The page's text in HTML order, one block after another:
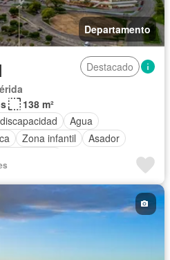
Departamento
Destacado
138 m²
Agua
Zona infantil
Asador
Cocina equipada
Cuarto de Limpieza
Estacionamiento
Gimnasio
Recámara con closet
Vista panorámica